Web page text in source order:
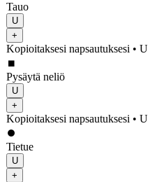
Tauo
U
+
Kopioitaksesi napsautuksesi • U
⏹
Pysäytä neliö
U
+
Kopioitaksesi napsautuksesi • U
⏺
Tietue
U
+